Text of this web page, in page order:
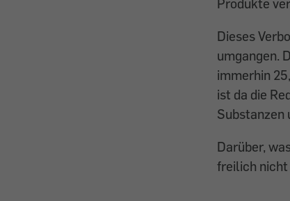
Dieses
umgangen.
immerhin
ist da die
Substanzen
Darüber,
freilich